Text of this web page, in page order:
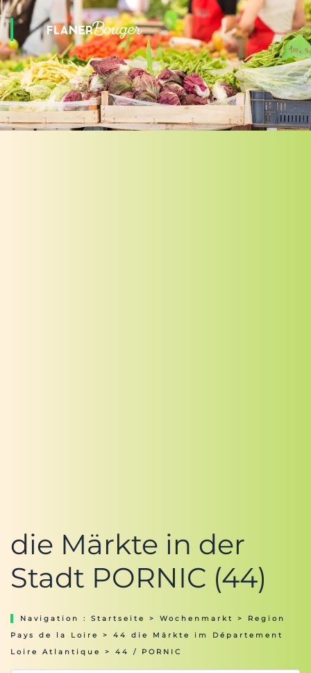
die Märkte in der
Stadt PORNIC (44)
Navigation : Startseite > Wochenmarkt > Region
Pays de la Loire
> 44 die Märkte im Département
Loire Atlantique
> 44 / PORNIC